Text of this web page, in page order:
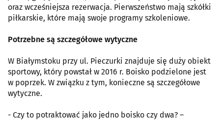
oraz wcześniejsza rezerwacja. Pierwszeństwo mają szkółki
piłkarskie, które mają swoje programy szkoleniowe.
Potrzebne są szczegółowe wytyczne
W Białymstoku przy ul. Pieczurki znajduje się duży obiekt
sportowy, który powstał w 2016 r. Boisko podzielone jest
w poprzek. W związku z tym, konieczne są szczegółowe
wytyczne.
- Czy to potraktować jako jedno boisko czy dwa? –